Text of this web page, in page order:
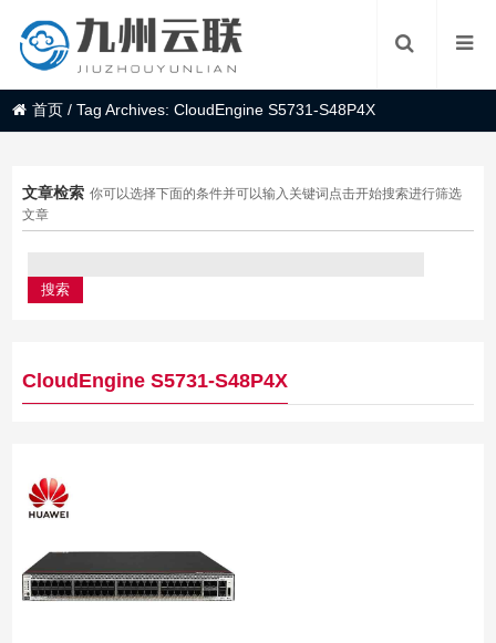
首页 /Tag Archives: CloudEngine S5731-S48P4X
文章检索 你可以选择下面的条件并可以输入关键词点击开始搜索进行筛选
文章
CloudEngine S5731-S48P4X